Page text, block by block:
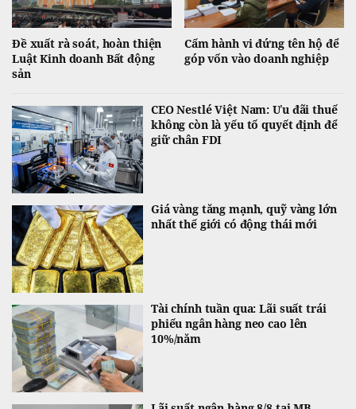
Đề xuất rà soát, hoàn thiện
Luật Kinh doanh Bất động
sản
Cấm hành vi đứng tên hộ để
góp vốn vào doanh nghiệp
CEO Nestlé Việt Nam: Ưu đãi thuế
không còn là yếu tố quyết định để
giữ chân FDI
Giá vàng tăng mạnh, quỹ vàng lớn
nhất thế giới có động thái mới
Tài chính tuần qua: Lãi suất trái
phiếu ngân hàng neo cao lên
10%/năm